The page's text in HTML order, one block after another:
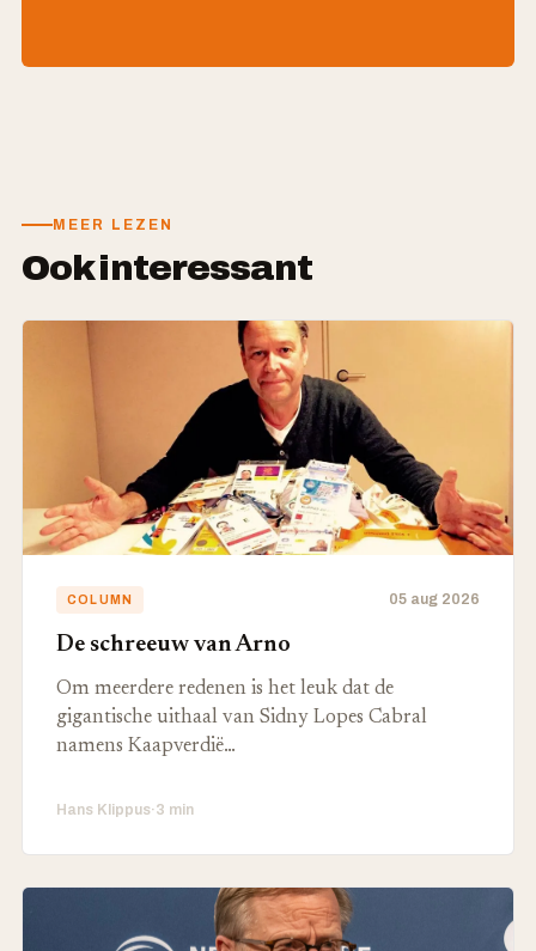
MEER LEZEN
Ook interessant
COLUMN 05 aug 2026
De schreeuw van Arno
Om meerdere redenen is het leuk dat de
gigantische uithaal van Sidny Lopes Cabral
namens Kaapverdië…
Hans Klippus·3 min